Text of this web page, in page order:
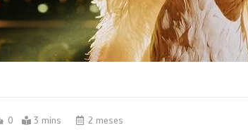
0 3 mins 2 meses